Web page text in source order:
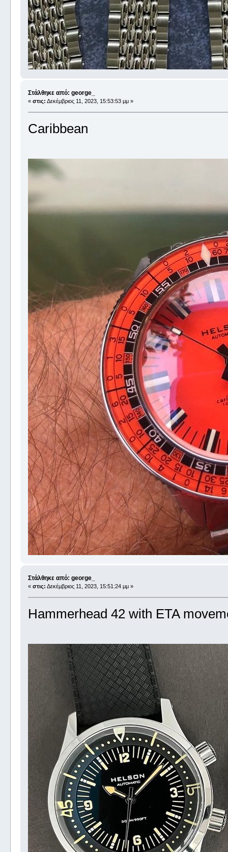
Στάλθηκε από: george_
« στις: Δεκέμβριος 11, 2023, 15:53:53 μμ »
Caribbean
Στάλθηκε από: george_
« στις: Δεκέμβριος 11, 2023, 15:51:24 μμ »
Hammerhead 42 with ETA